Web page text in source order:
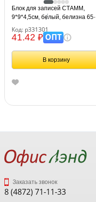
Блок для записей СТАММ,
9*9*4,5см, белый, белизна 65-
Код: р331301
41.42 ₽ОПТ
В корзину
Заказать звонок
8 (4872) 71-11-33